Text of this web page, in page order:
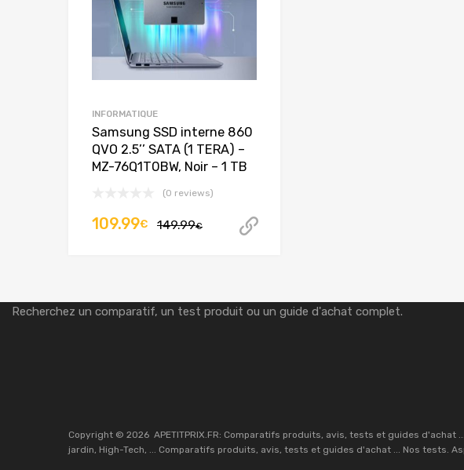
INFORMATIQUE
Samsung SSD interne 860
QVO 2.5’’ SATA (1 TERA) –
MZ-76Q1T0BW, Noir – 1 TB
(0 reviews)
149.99€Le
était :
149.99€.
109.99€
Le
est :
109.99€.
Recherchez un comparatif, un test produit ou un guide d'achat complet.
Copyright © 2026 APETITPRIX.FR: Comparatifs produits, avis, tests et guides
jardin, High-Tech, ... Comparatifs produits, avis, tests et guides d'achat ... Nos tests.